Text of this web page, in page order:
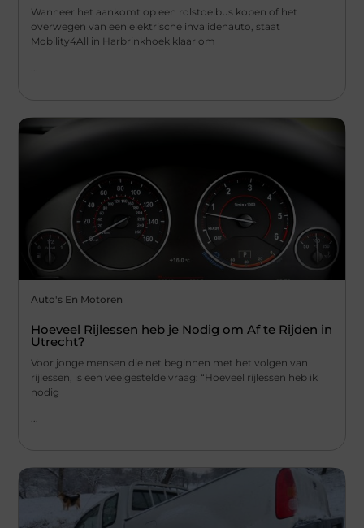
Wanneer het aankomt op een rolstoelbus kopen of het
overwegen van een elektrische invalidenauto, staat
Mobility4All in Harbrinkhoek klaar om
Auto's En Motoren
Hoeveel Rijlessen heb je Nodig om Af te Rijden in
Utrecht?
Voor jonge mensen die net beginnen met het volgen van
rijlessen, is een veelgestelde vraag: “Hoeveel rijlessen heb ik
nodig
...